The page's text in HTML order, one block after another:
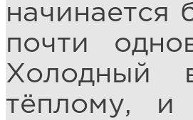
начинается
почти
Холодный
тёплому, и